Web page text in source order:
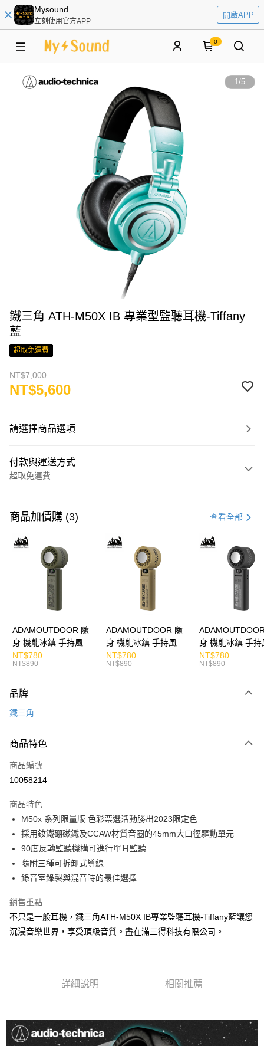
Mysound
立刻使用官方APP
開啟APP
0
1/5
鐵三角 ATH-M50X IB 專業型監聽耳機-Tiffany
藍
超取免運費
NT$7,000
NT$5,600
請選擇商品選項
付款與運送方式
超取免運費
信用卡一次付款
LINE Pay
Apple Pay
運送方式
免運費
付款後7-11取貨
宅配
每筆NT$130，滿NT$399(含以上)免運費
商品加價購 (3) 查看全部
ADAMOUTDOOR 隨
身 機能冰鎮 手持風扇
掛繩
NT$780
NT$890
ADAMOUTDOOR 隨
身 機能冰鎮 手持風扇
掛繩
NT$780
NT$890
身 機能冰鎮 手持
掛繩
NT$780
NT$890
品牌
鐵三角
商品特色
商品編號
10058214
商品特色
M50x 系列限量版 色彩票選活動勝出2023限定色
採用釹鐵硼磁鐵及CCAW材質音圈的45mm大口徑驅動單元
90度反轉監聽機構可進行單耳監聽
隨附三種可拆卸式導線
錄音室錄製與混音時的最佳選擇
銷售重點
不只是一般耳機，鐵三角ATH-M50X IB專業監聽耳機-Tiffany藍讓您
沉浸音樂世界，享受頂級音質。盡在滿三得科技有限公司。
詳細說明 相關推薦